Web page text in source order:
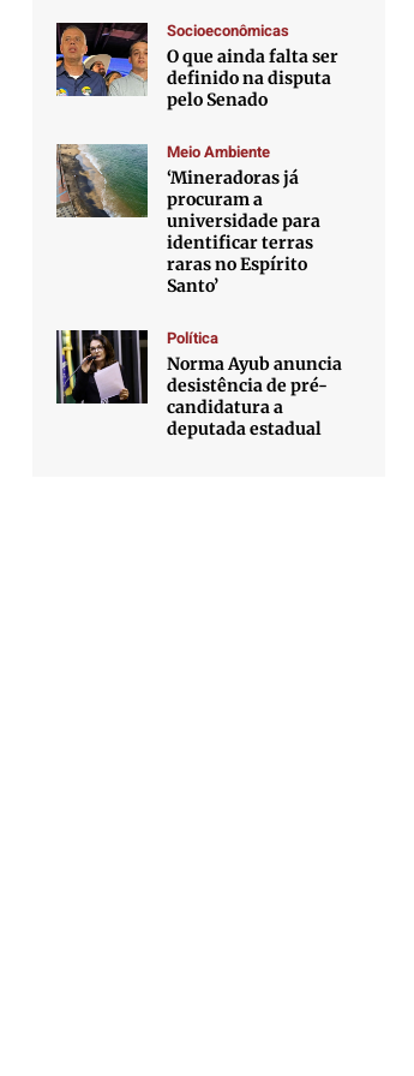
Socioeconômicas
O que ainda falta ser
definido na disputa
pelo Senado
Meio Ambiente
‘Mineradoras já
procuram a
universidade para
identificar terras
raras no Espírito
Santo’
Política
Norma Ayub anuncia
desistência de pré-
candidatura a
deputada estadual